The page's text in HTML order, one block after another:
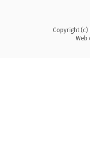
Copyright (c)
Web